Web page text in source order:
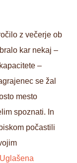
z večerje ob
kar nekaj –
–
se žal
mesto
spoznati. In
počastili